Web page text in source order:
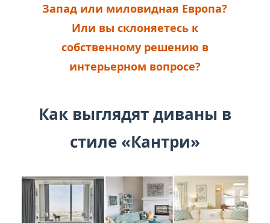
Запад или миловидная Европа?
Или вы склоняетесь к
собственному решению в
интерьерном вопросе?
Как выглядят диваны в
стиле «Кантри»